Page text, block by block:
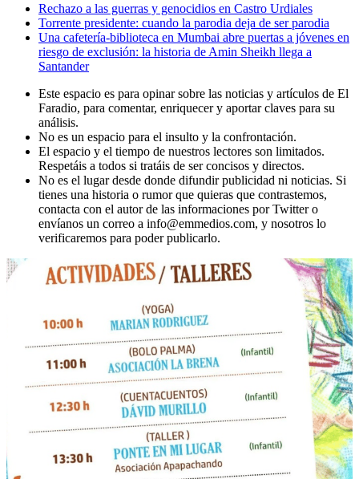
Rechazo a las guerras y genocidios en Castro Urdiales
Torrente presidente: cuando la parodia deja de ser parodia
Una cafetería-biblioteca en Mumbai abre puertas a jóvenes en
riesgo de exclusión: la historia de Amin Sheikh llega a
Santander
Este espacio es para opinar sobre las noticias y artículos de El
Faradio, para comentar, enriquecer y aportar claves para su
análisis.
No es un espacio para el insulto y la confrontación.
El espacio y el tiempo de nuestros lectores son limitados.
Respetáis a todos si tratáis de ser concisos y directos.
No es el lugar desde donde difundir publicidad ni noticias. Si
tienes una historia o rumor que quieras que contrastemos,
contacta con el autor de las informaciones por Twitter o
envíanos un correo a info@emmedios.com, y nosotros lo
verificaremos para poder publicarlo.